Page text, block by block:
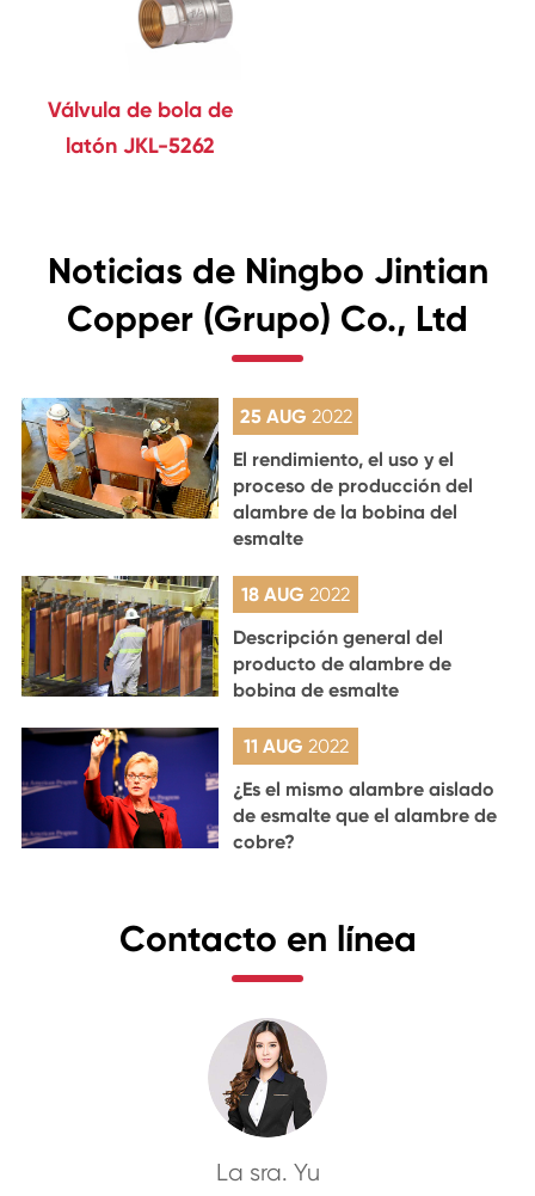
Válvula de bola de
latón JKL-5262
Noticias de Ningbo Jintian
Copper (Grupo) Co., Ltd
25 AUG 2022
El rendimiento, el uso y el
proceso de producción del
alambre de la bobina del
esmalte
18 AUG2022
Descripción general del
producto de alambre de
bobina de esmalte
11 AUG 2022
¿Es el mismo alambre aislado
de esmalte que el alambre de
cobre?
Contacto en línea
La sra. Yu